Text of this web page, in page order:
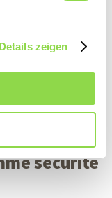
Details zeigen
électriques
(
sécurité